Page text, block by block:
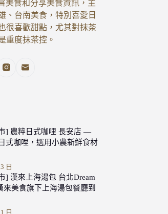
美食和分享美食資訊，主
、台南美食，特別喜愛日
很喜歡甜點，尤其對抹茶
重度抹茶控。
] 農粹日式咖哩 長安店 —
式咖哩，選用小農新鮮食材
日
] 漢來上海湯包 台北Dream
來美食旗下上海湯包餐廳到
日